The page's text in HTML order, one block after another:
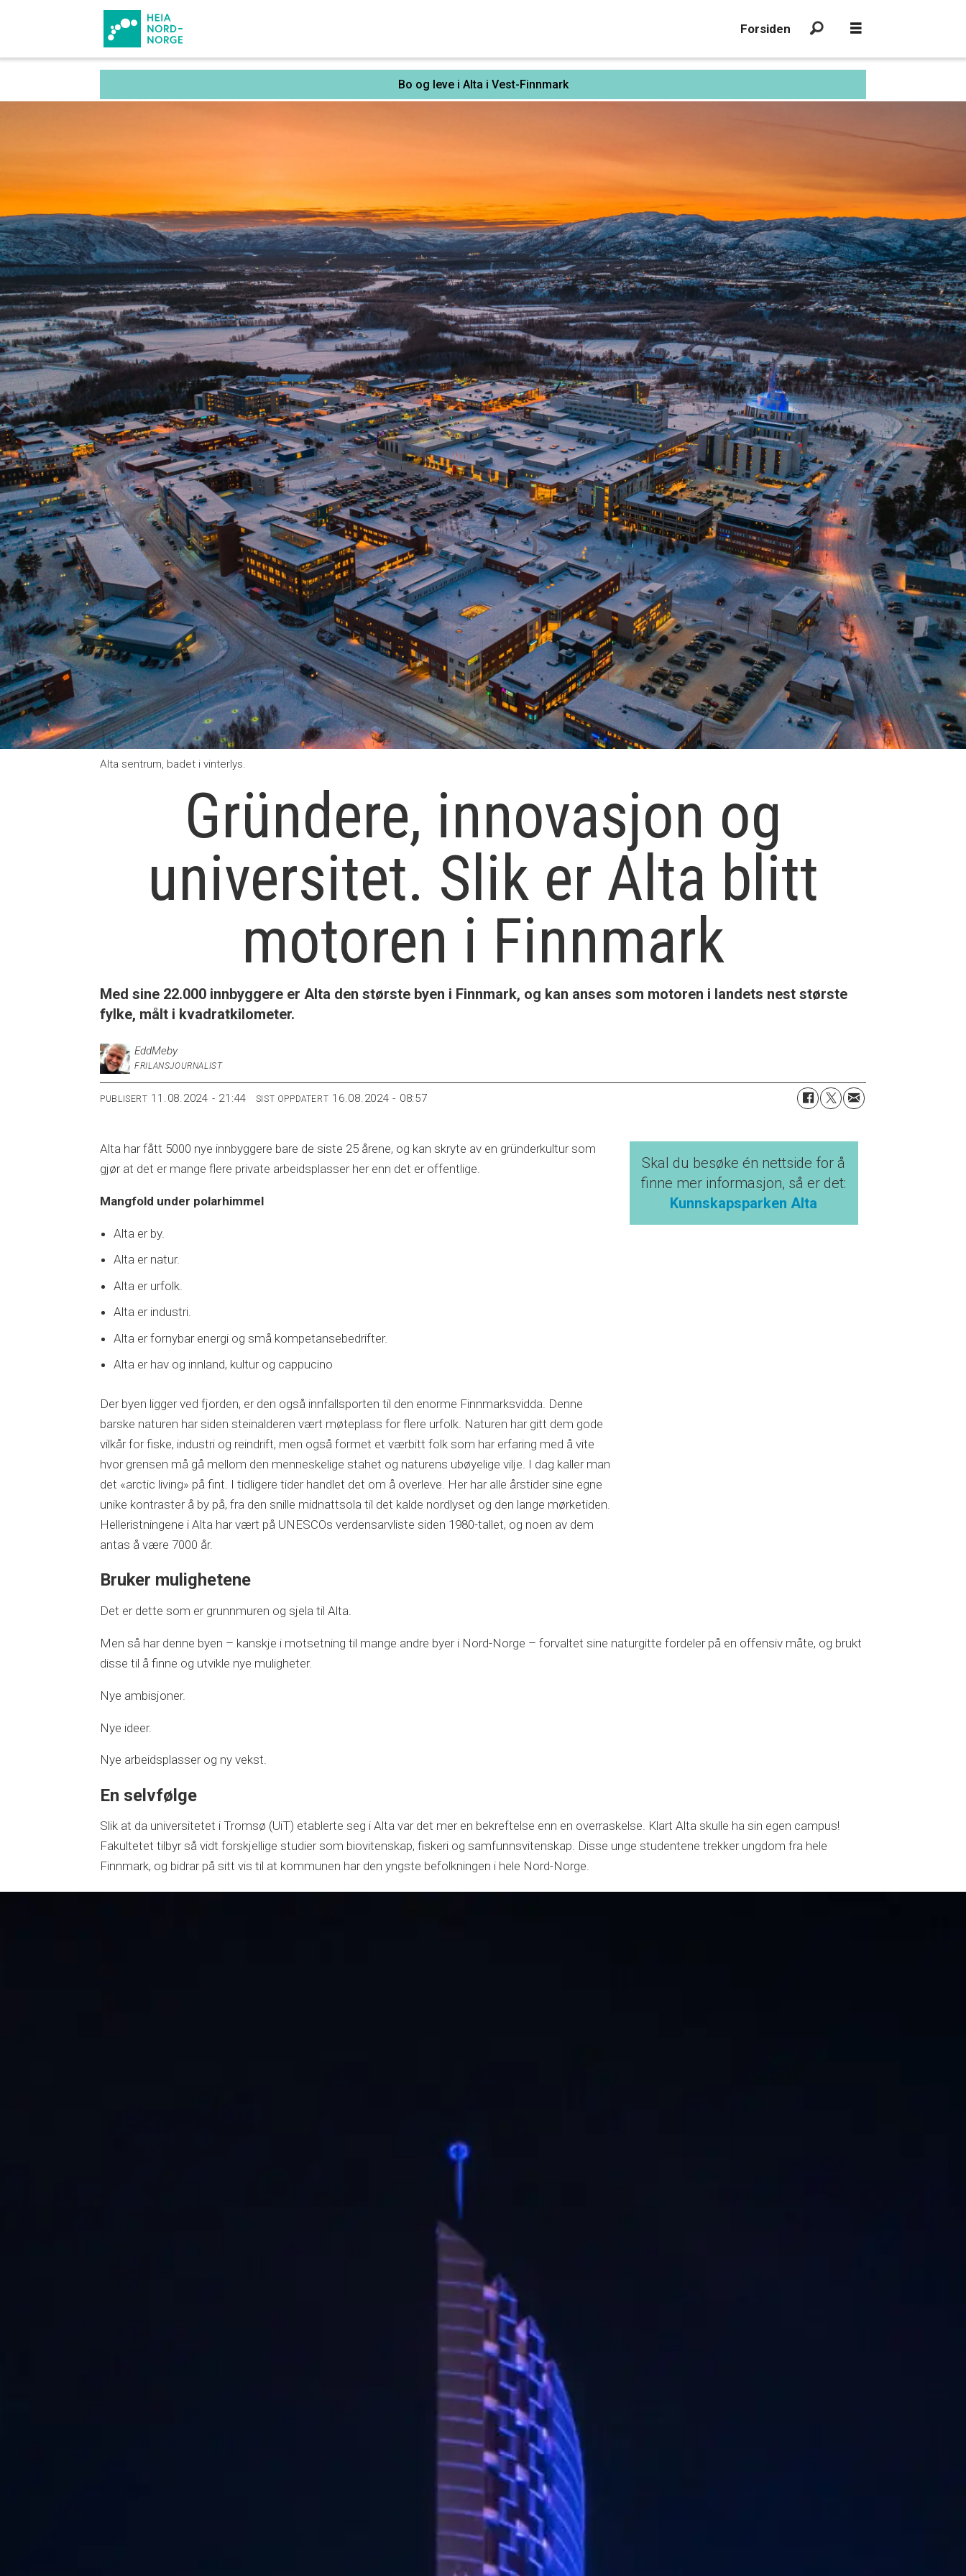
Forsiden
Bo og leve i Alta i Vest-Finnmark
Alta sentrum, badet i vinterlys.
Gründere, innovasjon og
universitet. Slik er Alta blitt
motoren i Finnmark
Med sine 22.000 innbyggere er Alta den største byen i Finnmark, og kan anses som motoren i landets nest største
fylke, målt i kvadratkilometer.
EddMeby
FRILANSJOURNALIST
PUBLISERT 11.08.2024 - 21:44 SIST OPPDATERT 16.08.2024 - 08:57
Skal du besøke én nettside for å
finne mer informasjon, så er det:
Kunnskapsparken Alta
Alta har fått 5000 nye innbyggere bare de siste 25 årene, og kan skryte av en gründerkultur som
gjør at det er mange flere private arbeidsplasser her enn det er offentlige.
Mangfold under polarhimmel
Alta er by.
Alta er natur.
Alta er urfolk.
Alta er industri.
Alta er fornybar energi og små kompetansebedrifter.
Alta er hav og innland, kultur og cappucino
Der byen ligger ved fjorden, er den også innfallsporten til den enorme Finnmarksvidda. Denne
barske naturen har siden steinalderen vært møteplass for flere urfolk. Naturen har gitt dem gode
vilkår for fiske, industri og reindrift, men også formet et værbitt folk som har erfaring med å vite
hvor grensen må gå mellom den menneskelige stahet og naturens ubøyelige vilje. I dag kaller man
det «arctic living» på fint. I tidligere tider handlet det om å overleve. Her har alle årstider sine egne
unike kontraster å by på, fra den snille midnattsola til det kalde nordlyset og den lange mørketiden.
Helleristningene i Alta har vært på UNESCOs verdensarvliste siden 1980-tallet, og noen av dem
antas å være 7000 år.
Bruker mulighetene
Det er dette som er grunnmuren og sjela til Alta.
Men så har denne byen – kanskje i motsetning til mange andre byer i Nord-Norge – forvaltet sine naturgitte fordeler på en offensiv måte, og brukt
disse til å finne og utvikle nye muligheter.
Nye ambisjoner.
Nye ideer.
Nye arbeidsplasser og ny vekst.
En selvfølge
Slik at da universitetet i Tromsø (UiT) etablerte seg i Alta var det mer en bekreftelse enn en overraskelse. Klart Alta skulle ha sin egen campus!
Fakultetet tilbyr så vidt forskjellige studier som biovitenskap, fiskeri og samfunnsvitenskap. Disse unge studentene trekker ungdom fra hele
Finnmark, og bidrar på sitt vis til at kommunen har den yngste befolkningen i hele Nord-Norge.